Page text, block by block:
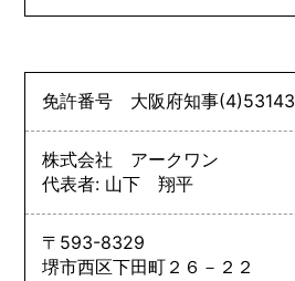
免許番号 大阪府知事(4)53143
株式会社 アークワン
代表者: 山下 翔平
〒593-8329
堺市西区下田町２６－２２